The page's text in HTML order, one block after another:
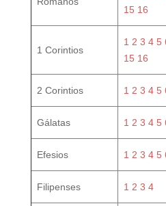
15 16
1 Corintios
1 2 3 4 5
15 16
2 Corintios 1 2 3 4 5
Gálatas 1 2 3 4 5
Efesios 1 2 3 4 5
Filipenses 1 2 3 4